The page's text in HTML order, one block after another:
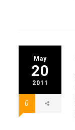
May
20
2011
0